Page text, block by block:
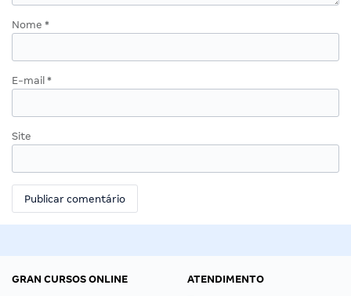
Nome *
E-mail *
Site
GRAN CURSOS ONLINE
ATENDIMENTO